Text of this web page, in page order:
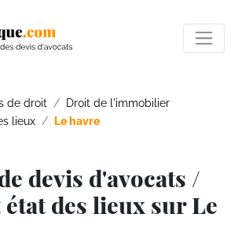
de droit
Droit de l'immobilier
lieux
Le havre
devis d'avocats /
des lieux sur Le